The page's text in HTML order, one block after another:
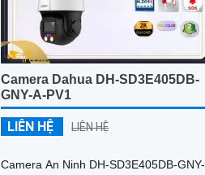
Camera Dahua DH-SD3E405DB-
GNY-A-PV1
LIÊN HỆ LIÊN HỆ
Camera An Ninh DH-SD3E405DB-GNY-